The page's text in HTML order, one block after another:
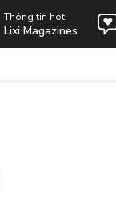
Thông tin hot
Lixi Magazines